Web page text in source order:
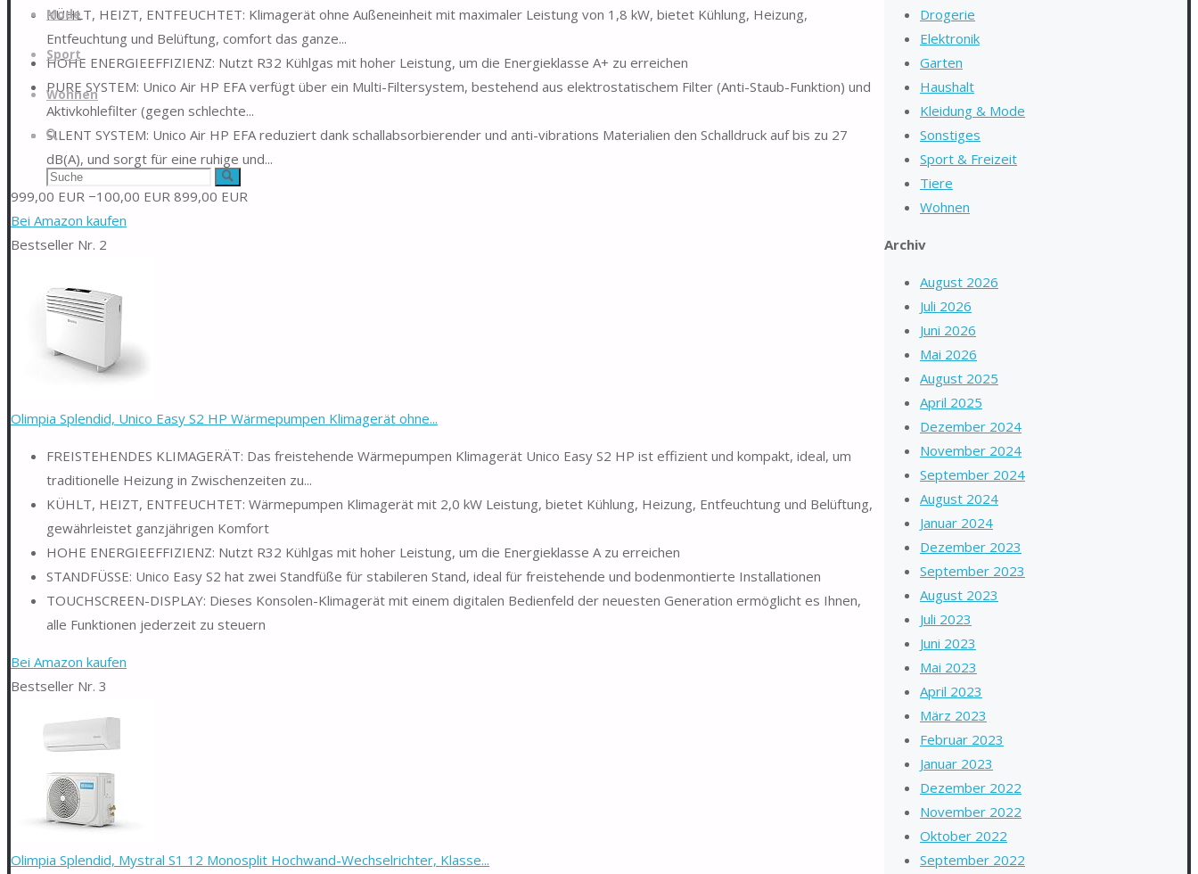
Mode
Sport
Wohnen
Suche
Suchen
nach:
Suche
KÜHLT, HEIZT, ENTFEUCHTET: Klimagerät ohne Außeneinheit mit maximaler Leistung von 1,8 kW, bietet Kühlung, Heizung,
Entfeuchtung und Belüftung, comfort das ganze...
HOHE ENERGIEEFFIZIENZ: Nutzt R32 Kühlgas mit hoher Leistung, um die Energieklasse A+ zu erreichen
PURE SYSTEM: Unico Air HP EFA verfügt über ein Multi-Filtersystem, bestehend aus elektrostatischem Filter (Anti-Staub-Funktion) und
Aktivkohlefilter (gegen schlechte...
SILENT SYSTEM: Unico Air HP EFA reduziert dank schallabsorbierender und anti-vibrations Materialien den Schalldruck auf bis zu 27
dB(A), und sorgt für eine ruhige und...
999,00 EUR −100,00 EUR 899,00 EUR
Bei Amazon kaufen
Bestseller Nr. 2
Olimpia Splendid, Unico Easy S2 HP Wärmepumpen Klimagerät ohne...
FREISTEHENDES KLIMAGERÄT: Das freistehende Wärmepumpen Klimagerät Unico Easy S2 HP ist effizient und kompakt, ideal, um
traditionelle Heizung in Zwischenzeiten zu...
KÜHLT, HEIZT, ENTFEUCHTET: Wärmepumpen Klimagerät mit 2,0 kW Leistung, bietet Kühlung, Heizung, Entfeuchtung und Belüftung,
gewährleistet ganzjährigen Komfort
HOHE ENERGIEEFFIZIENZ: Nutzt R32 Kühlgas mit hoher Leistung, um die Energieklasse A zu erreichen
STANDFÜSSE: Unico Easy S2 hat zwei Standfüße für stabileren Stand, ideal für freistehende und bodenmontierte Installationen
TOUCHSCREEN-DISPLAY: Dieses Konsolen-Klimagerät mit einem digitalen Bedienfeld der neuesten Generation ermöglicht es Ihnen,
alle Funktionen jederzeit zu steuern
Bei Amazon kaufen
Bestseller Nr. 3
Olimpia Splendid, Mystral S1 12 Monosplit Hochwand-Wechselrichter, Klasse...
Drogerie
Elektronik
Garten
Haushalt
Kleidung & Mode
Sonstiges
Sport & Freizeit
Tiere
Wohnen
Archiv
August 2026
Juli 2026
Juni 2026
Mai 2026
August 2025
April 2025
Dezember 2024
November 2024
September 2024
August 2024
Januar 2024
Dezember 2023
September 2023
August 2023
Juli 2023
Juni 2023
Mai 2023
April 2023
März 2023
Februar 2023
Januar 2023
Dezember 2022
November 2022
Oktober 2022
September 2022